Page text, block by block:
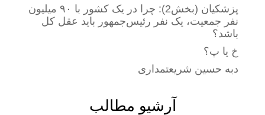
پزشکیان (بخش2): چرا در یک کشور با ۹۰ میلیون
نفر جمعیت، یک نفر رئیس‌جمهور باید عقل کل
باشد؟
خ یا پ؟
دبه حسین شریعتمداری
آرشیو مطالب